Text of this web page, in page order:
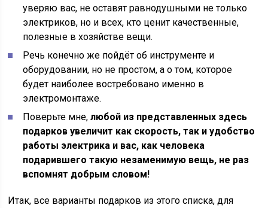
уверяю вас, не оставят равнодушными не только
электриков, но и всех, кто ценит качественные,
полезные в хозяйстве вещи.
Речь конечно же пойдёт об инструменте и
оборудовании, но не простом, а о том, которое
будет наиболее востребовано именно в
электромонтаже.
Поверьте мне,любой из представленных здесь
подарков увеличит как скорость, так и удобство
работы электрика и вас, как человека
подарившего такую незаменимую вещь, не раз
вспомнят добрым словом!
Итак, все варианты подарков из этого списка, для